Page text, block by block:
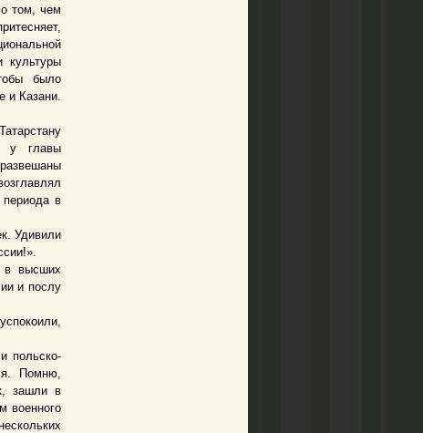
том, чем
культуры
было
и Казани.
у главы
периода в
Удивили
в высших
и послу
польско-
Помню,
зашли в
военного